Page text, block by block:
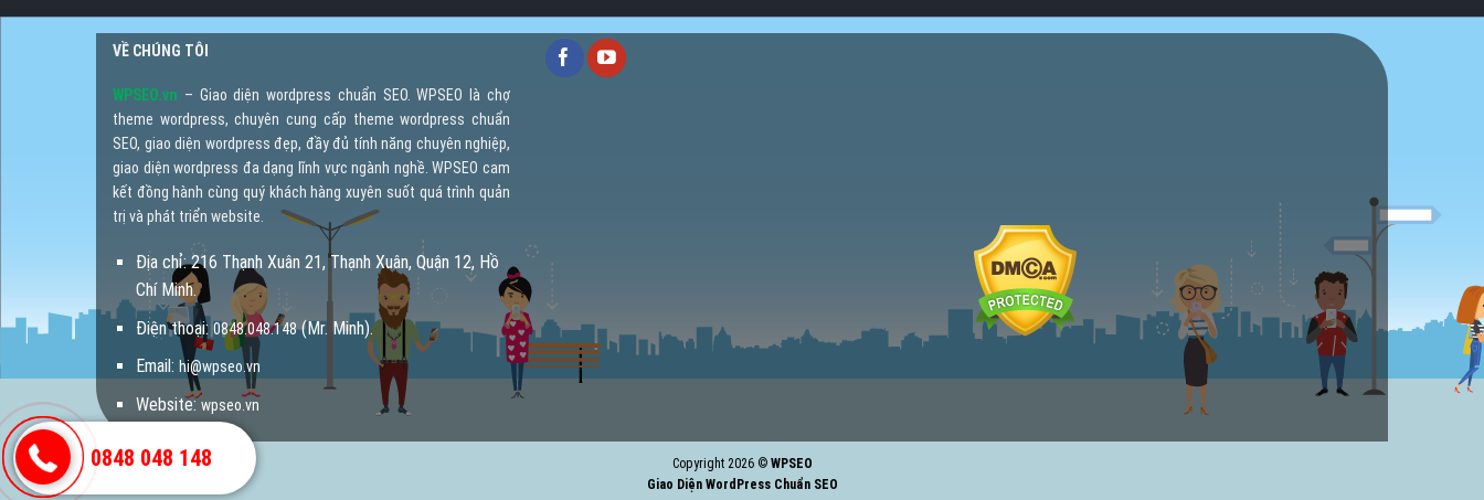
VỀ CHÚNG TÔI
WPSEO.vn – Giao diện wordpress chuẩn SEO. WPSEO là chợ
theme wordpress, chuyên cung cấp theme wordpress chuẩn
SEO, giao diện wordpress đẹp, đầy đủ tính năng chuyên nghiệp,
giao diện wordpress đa dạng lĩnh vực ngành nghề. WPSEO cam
kết đồng hành cùng quý khách hàng xuyên suốt quá trình quản
trị và phát triển website.
Địa chỉ: 216 Thạnh Xuân 21, Thạnh Xuân, Quận 12, Hồ
Chí Minh.
Điện thoại: 0848.048.148(Mr. Minh).
Email: hi@wpseo.vn
Website:wpseo.vn
Copyright 2026 © WPSEO
Giao Diện WordPress Chuẩn SEO
0848 048 148